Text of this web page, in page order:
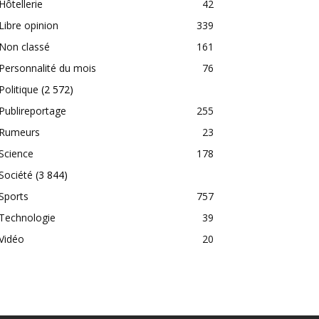
42
opinion
339
classé
161
du mois
76
(2 572)
255
23
178
(3 844)
757
39
20